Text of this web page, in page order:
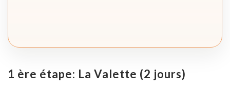
1 ère étape: La Valette (2 jours)